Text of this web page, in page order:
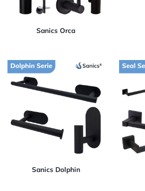
Sanics Orca
Sanics Dolphin